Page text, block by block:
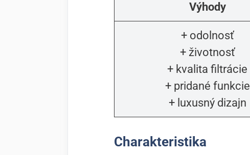
Výhody
+ odolnosť
+ životnosť
+ kvalita filtrácie
+ pridané funkcie
+ luxusný dizajn
Charakteristika